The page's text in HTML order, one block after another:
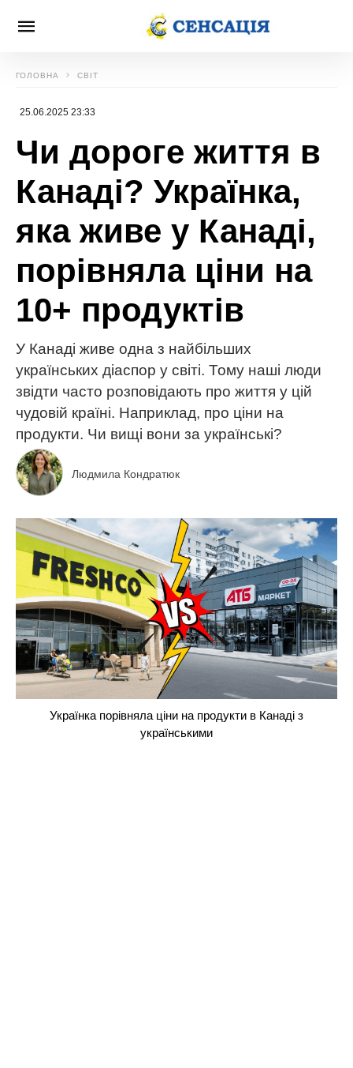
ГОЛОВНА СВІТ
25.06.2025 23:33
Чи дороге життя в
Канаді? Українка,
яка живе у Канаді,
порівняла ціни на
10+ продуктів
У Канаді живе одна з найбільших
українських діаспор у світі. Тому наші люди
звідти часто розповідають про життя у цій
чудовій країні. Наприклад, про ціни на
продукти. Чи вищі вони за українські?
Людмила Кондратюк
Українка порівняла ціни на продукти в Канаді з
українськими